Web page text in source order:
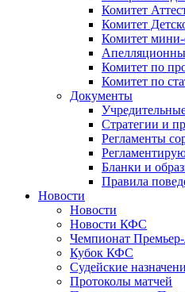
Комитет
Комитет
Комитет мини-
Комитет по
Комитет по
Документы
Стратегии и
Регламенты
Бланки и
Правила
Новости
Новости
Новости КФС
Чемпионат
Кубок КФС
Судейские
Протоколы матчей